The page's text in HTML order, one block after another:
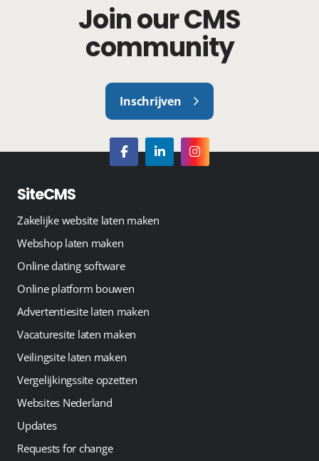
Join our CMS
community
Inschrijven
SiteCMS
Zakelijke website laten maken
Webshop laten maken
Online dating software
Online platform bouwen
Advertentiesite laten maken
Vacaturesite laten maken
Veilingsite laten maken
Vergelijkingssite opzetten
Websites Nederland
Updates
Requests for change